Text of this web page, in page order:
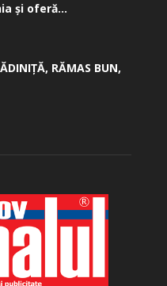
și oferă...
­RĂMAS BUN,